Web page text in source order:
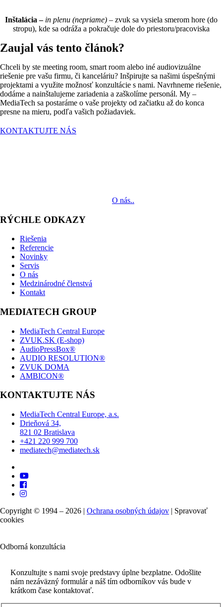
Inštalácia – in plenu (nepriame) – zvuk sa vysiela smerom hore (do
stropu), kde sa odráža a pokračuje dole do priestoru/pracoviska
Zaujal vás tento článok?
Chceli by ste meeting room, smart room alebo iné audiovizuálne
riešenie pre vašu firmu, či kanceláriu? Inšpirujte sa našimi úspešnými
projektami a využite možnosť konzultácie s nami. Navrhneme riešenie,
dodáme a nainštalujeme zariadenia a zaškolíme personál. My –
MediaTech sa postaráme o vaše projekty od začiatku až do konca
presne na mieru, podľa vašich požiadaviek.
KONTAKTUJTE NÁS
O nás..
RÝCHLE ODKAZY
Riešenia
Referencie
Novinky
Servis
O nás
Medzinárodné členstvá
Kontakt
MEDIATECH GROUP
MediaTech Central Europe
ZVUK.SK (E-shop)
AudioPressBox®
AUDIO RESOLUTION®
ZVUK DOMA
AMBICON®
KONTAKTUJTE NÁS
MediaTech Central Europe, a.s.
Drieňová 34,
821 02 Bratislava
+421 220 999 700
mediatech@mediatech.sk
Copyright © 1994 – 2026 | Ochrana osobných údajov | Spravovať
cookies
Odborná konzultácia
Konzultujte s nami svoje predstavy úplne bezplatne. Odošlite
nám nezáväzný formulár a náš tím odborníkov vás bude v
krátkom čase kontaktovať.